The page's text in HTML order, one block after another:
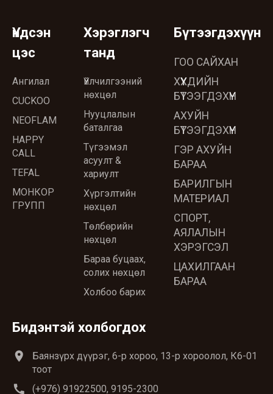
Үндсэн
цэс
Ангилал
CUCKOO
NEOFLAM
HAPPY
CALL
TEFAL
МОНКОР
ГРУПП
Хэрэглэгч
танд
Үйлчилгээний
нөхцөл
Нууцлалын
баталгаа
Түгээмэл
асуулт &
хариулт
Хүргэлтийн
нөхцөл
Төлбөрийн
нөхцөл
Бараа буцаах,
солих нөхцөл
Холбоо барих
Бүтээгдэхүүн
ГОО САЙХАН
ХҮҮХДИЙН
БҮТЭЭГДЭХҮҮН
АХУЙН
БҮТЭЭГДЭХҮҮН
ГЭР АХУЙН
БАРАА
БАРИЛГЫН
МАТЕРИАЛ
СПОРТ,
АЯЛАЛЫН
ХЭРЭГСЭЛ
ЦАХИЛГААН
БАРАА
Бидэнтэй холбогдох
location_on
Баянзүрх дүүрэг, 6-р хороо, 13-р хороолол, К6-01
тоот
call (+976) 91922500, 9195-2300